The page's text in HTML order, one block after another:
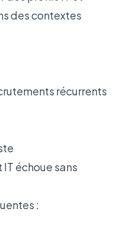
des contextes
récurrents
échoue sans
: